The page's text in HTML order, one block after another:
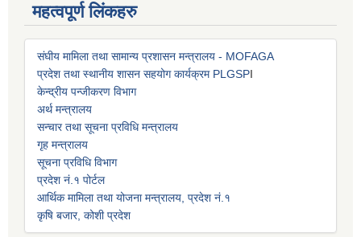
महत्वपूर्ण लिंकहरु
संघीय मामिला तथा सामान्य प्रशासन मन्त्रालय - MOFAGA
प्रदेश तथा स्थानीय शासन सहयोग कार्यक्रम PLGSPI
केन्द्रीय पन्जीकरण विभाग
अर्थ मन्त्रालय
सन्चार तथा सूचना प्रविधि मन्त्रालय
गृह मन्त्रालय
सूचना प्रविधि विभाग
प्रदेश नं.१ पोर्टल
आर्थिक मामिला तथा योजना मन्त्रालय, प्रदेश नं.१
कृषि बजार, कोशी प्रदेश